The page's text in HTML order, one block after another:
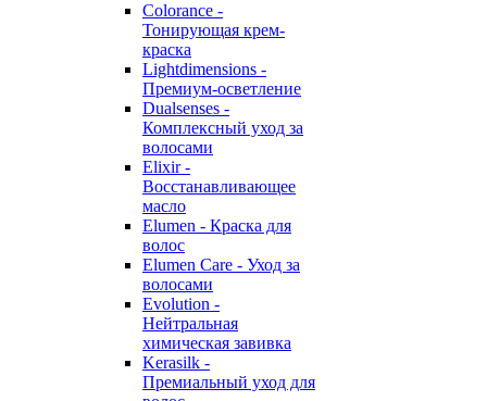
Colorance -
Тонирующая крем-
краска
Lightdimensions -
Премиум-осветление
Dualsenses -
Комплексный уход за
волосами
Elixir -
Восстанавливающее
масло
Elumen - Краска для
волос
Elumen Care - Уход за
волосами
Evolution -
Нейтральная
химическая завивка
Kerasilk -
Премиальный уход для